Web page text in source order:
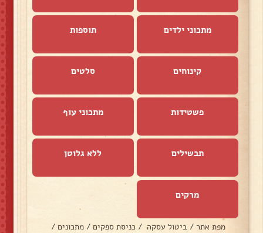
מתכוני ילדים תוספות
קינוחים סלטים
פשטידות מתכוני עוף
תבשילים ללא גלוטן
מרקים
מפת אתר / ביטול עסקה / כניסת ספקים / מתכונים /